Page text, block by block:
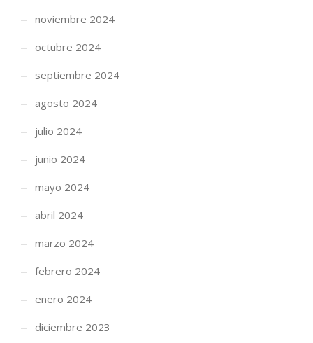
noviembre 2024
octubre 2024
septiembre 2024
agosto 2024
julio 2024
junio 2024
mayo 2024
abril 2024
marzo 2024
febrero 2024
enero 2024
diciembre 2023